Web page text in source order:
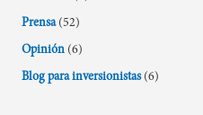
Prensa (52)
Opinión (6)
Blog para inversionistas (6)